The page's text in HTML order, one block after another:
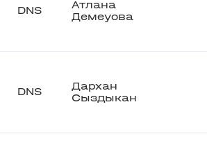
DNS
Атлана
Демеуова
DNS
Дархан
Сыздыкан